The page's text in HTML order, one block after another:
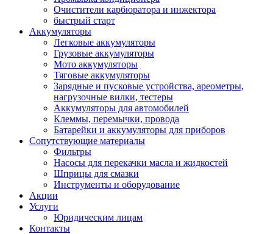
Очистители карбюратора и инжектора
быстрый старт
Аккумуляторы
Легковые аккумуляторы
Грузовые аккумуляторы
Мото аккумуляторы
Тяговые аккумуляторы
Зарядные и пусковые устройства, ареометры,
нагрузочные вилки, тестеры
Аккумуляторы для автомобилей
Клеммы, перемычки, провода
Батарейки и аккумуляторы для приборов
Сопутствующие материалы
Фильтры
Насосы для перекачки масла и жидкостей
Шприцы для смазки
Инструменты и оборудование
Акции
Услуги
Юридическим лицам
Контакты